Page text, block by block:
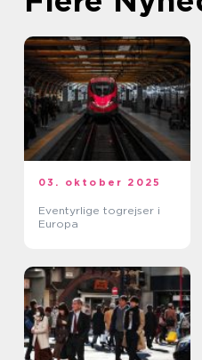
03. oktober 2025
Eventyrlige togrejser i
Europa